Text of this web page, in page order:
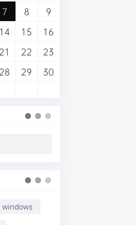
7 8
9
14 15
16
21 22
23
28 29
30
windows